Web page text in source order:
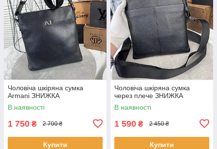
Чоловіча шкіряна сумка
Armani ЗНИЖКА
В наявності
1 750 ₴ 2 700 ₴
Купити
Чоловіча шкіряна сумка
через плече ЗНИЖКА
В наявності
1 590 ₴ 2 450 ₴
Купити